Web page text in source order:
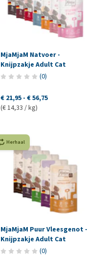
MjaMjaM Natvoer -
Knijpzakje Adult Cat
(0)
€ 21,95 - € 56,75
(€ 14,33 / kg)
Herhaal
MjaMjaM Puur Vleesgenot -
Knijpzakje Adult Cat
(0)